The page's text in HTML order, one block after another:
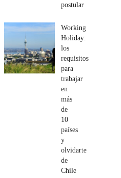
postular
Working
Holiday:
los
requisitos
para
trabajar
en
más
de
10
países
y
olvidarte
de
Chile